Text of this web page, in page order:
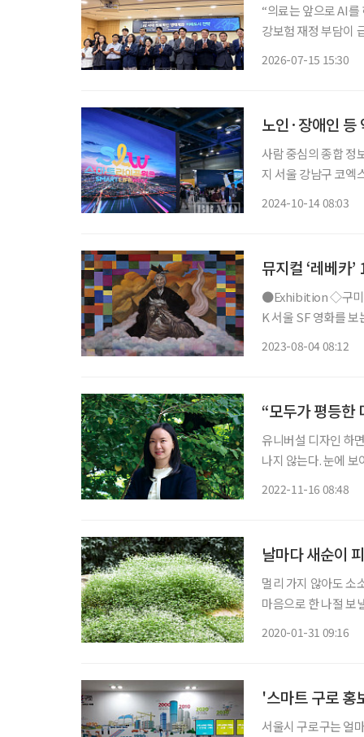
“의료는 앞으로 AI를 하지
강보험 재정 부담이
2026-07-15 15:30
노인·장애인 등
사람 중심의 종합 정
지 서울 강남구 코엑
2024-10-14 08:03
뮤지컬 ‘레베카
●Exhibition ◇구미호 혹은 우리를 호리는 것들 이야기 일정 10월 12일까지 장소 스페이스
K 서울 SF 영화를 보
2023-08-04 08:12
“모두가 평등한
유니버설 디자인 하
나지 않는다. 눈에
2022-11-16 08:48
날마다 새순이
멀리 가지 않아도 소
마음으로 한 나절 보낼 수 있는 곳을 소개
2020-01-31 09:16
'스마트 구로 홍
서울시 구로구는 얼